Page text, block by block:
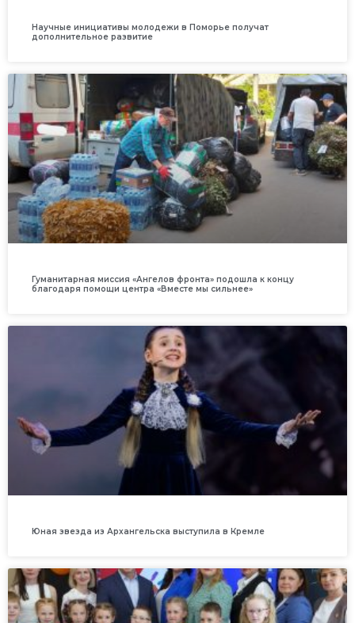
Научные инициативы молодежи в Поморье получат
дополнительное развитие
Гуманитарная миссия «Ангелов фронта» подошла к концу
благодаря помощи центра «Вместе мы сильнее»
Юная звезда из Архангельска выступила в Кремле